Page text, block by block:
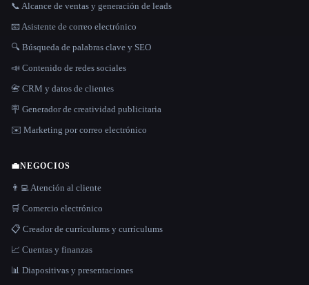
📞 Alcance de ventas y generación de leads
📧 Asistente de correo electrónico
🔍 Búsqueda de palabras clave y SEO
📣 Contenido de redes sociales
📇 CRM y datos de clientes
🪧 Generador de creatividad publicitaria
✉️ Marketing por correo electrónico
💼NEGOCIOS
👨‍💻 Atención al cliente
🛒 Comercio electrónico
📋 Creador de currículums y currículums
📈 Cuentas y finanzas
📊 Diapositivas y presentaciones